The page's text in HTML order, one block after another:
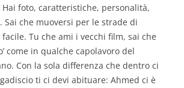
foto, caratteristiche, personalità,
Sai che muoversi per le strade di
Tu che ami i vecchi film, sai che
come in qualche capolavoro del
Con la sola differenza che dentro ci
ti ci devi abituare: Ahmed ci è